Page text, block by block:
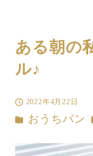
ある朝の
ル♪
投稿日
2022年4月22日
者
カテゴリー
おうちパン